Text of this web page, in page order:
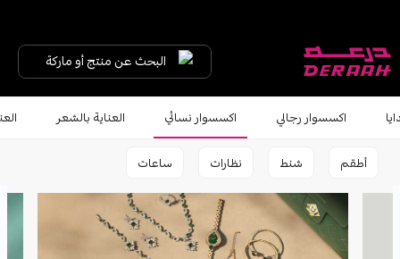
البحث عن منتج أو ماركة
اكسسوار رجالي اكسسوار نسائي العناية بالشعر
أطقم شنط نظارات ساعات